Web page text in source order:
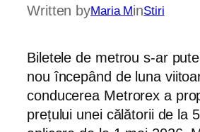
Written byMaria MinStiri
Biletele de metrou s-ar
nou începând de luna
conducerea Metrorex a
prețului unei călătorii de la